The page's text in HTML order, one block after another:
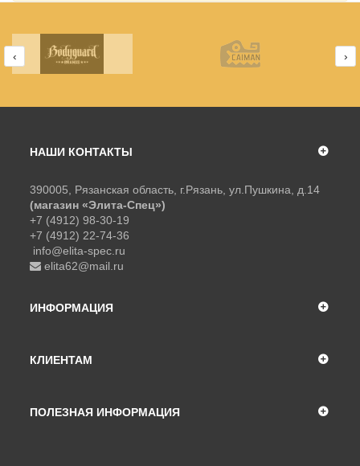
‹ ›
НАШИ КОНТАКТЫ
390005, Рязанская область, г.Рязань, ул.Пушкина, д.14
(магазин «Элита-Спец»)
+7 (4912) 98-30-19
+7 (4912) 22-74-36
info@elita-spec.ru
elita62@mail.ru
ИНФОРМАЦИЯ
КЛИЕНТАМ
ПОЛЕЗНАЯ ИНФОРМАЦИЯ